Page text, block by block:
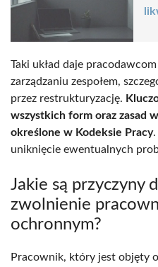
Taki układ daje
zarządzaniu zespołem,
przez restrukturyzację.
wszystkich form oraz zasad
określone w Kodeksie Pracy.
uniknięcie ewentualnych
Jakie są przyczyny
zwolnienie
ochronnym?
Pracownik, który jest objęty